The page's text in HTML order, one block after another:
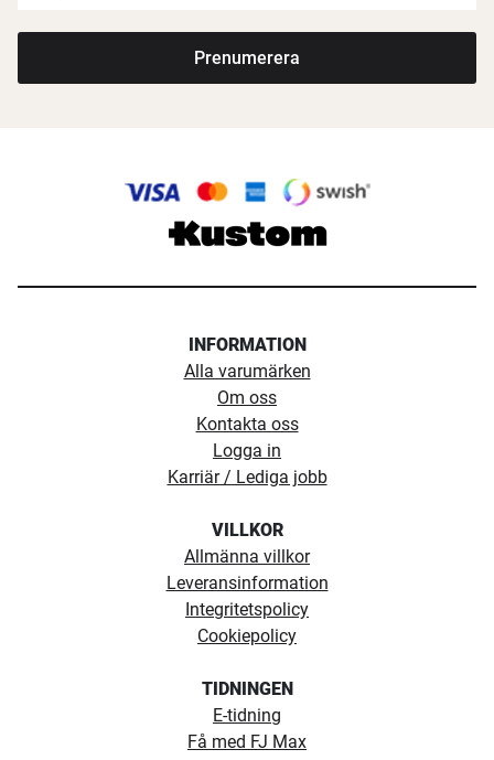
Prenumerera
INFORMATION
Alla varumärken
Om oss
Kontakta oss
Logga in
Karriär / Lediga jobb
VILLKOR
Allmänna villkor
Leveransinformation
Integritetspolicy
Cookiepolicy
TIDNINGEN
E-tidning
Få med FJ Max